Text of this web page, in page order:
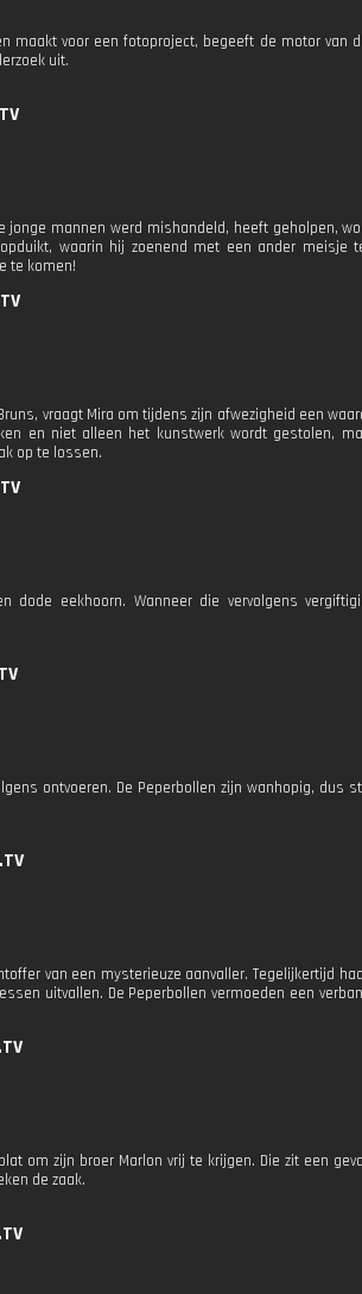
maakt voor een fotoproject, begeeft de motor van
uit.
jonge mannen werd mishandeld, heeft geholpen,
waarin hij zoenend met een ander meisje
te komen!
vraagt Mira om tijdens zijn afwezigheid een
en niet alleen het kunstwerk wordt gestolen,
op te lossen.
dode eekhoorn. Wanneer die vervolgens
ontvoeren. De Peperbollen zijn wanhopig, dus
van een mysterieuze aanvaller. Tegelijkertijd
uitvallen. De Peperbollen vermoeden een
om zijn broer Marlon vrij te krijgen. Die zit een
de zaak.